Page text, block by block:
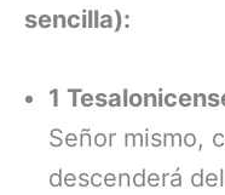
sencilla):
1
Señor mismo,
descenderá